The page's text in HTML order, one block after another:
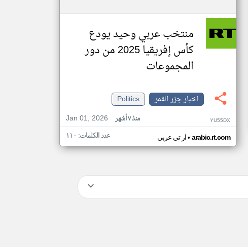
منتخب عربي وحيد يودع
كأس إفريقيا 2025 من دور
المجموعات
اخبار جزر القمر
Politics
Jan 01, 2026
منذ ٧ أشهر YU55DX
ار تي عربي• arabic.rt.com عدد الكلمات: ١١٠